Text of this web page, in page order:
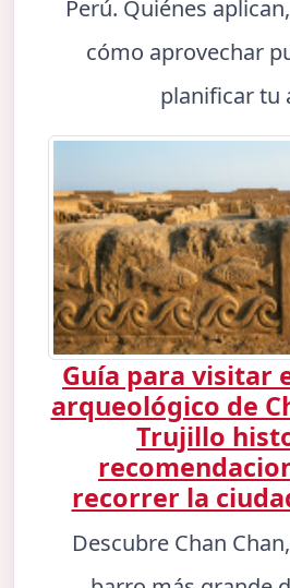
Perú. Quiénes
cómo aprovechar
planificar tu
Guía para visitar
arqueológico de
Trujillo
recorrer la
Descubre Chan